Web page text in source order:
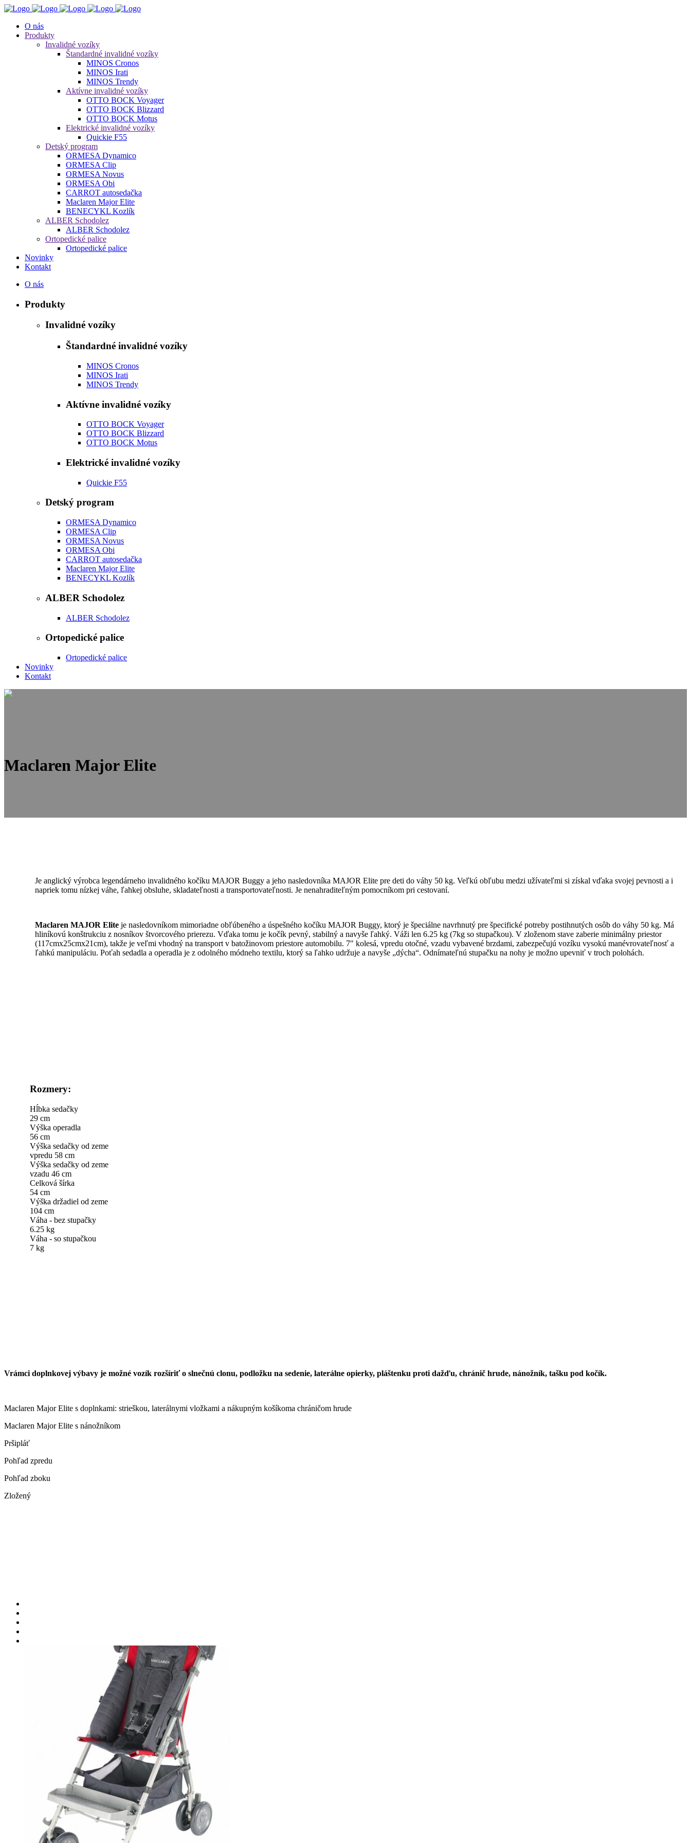
O nás
Produkty
Invalidné vozíky
Štandardné invalidné vozíky
MINOS Cronos
MINOS Irati
MINOS Trendy
Aktívne invalidné vozíky
OTTO BOCK Voyager
OTTO BOCK Blizzard
OTTO BOCK Motus
Elektrické invalidné vozíky
Quickie F55
Detský program
ORMESA Dynamico
ORMESA Clip
ORMESA Novus
ORMESA Obi
CARROT autosedačka
Maclaren Major Elite
BENECYKL Kozlík
ALBER Schodolez
ALBER Schodolez
Ortopedické palice
Ortopedické palice
Novinky
Kontakt
O nás
Produkty
Invalidné vozíky
Štandardné invalidné vozíky
MINOS Cronos
MINOS Irati
MINOS Trendy
Aktívne invalidné vozíky
OTTO BOCK Voyager
OTTO BOCK Blizzard
OTTO BOCK Motus
Elektrické invalidné vozíky
Quickie F55
Detský program
ORMESA Dynamico
ORMESA Clip
ORMESA Novus
ORMESA Obi
CARROT autosedačka
Maclaren Major Elite
BENECYKL Kozlík
ALBER Schodolez
ALBER Schodolez
Ortopedické palice
Ortopedické palice
Novinky
Kontakt
Maclaren Major Elite
Je anglický výrobca legendárneho invalidného kočíku MAJOR Buggy a jeho nasledovníka MAJOR Elite pre deti do váhy 50 kg. Veľkú obľubu medzi užívateľmi si získal vďaka svojej pevnosti a i
napriek tomu nízkej váhe, ľahkej obsluhe, skladateľnosti a transportovateľnosti. Je nenahraditeľným pomocníkom pri cestovaní.
Maclaren MAJOR Elite je nasledovníkom mimoriadne obľúbeného a úspešného kočíku MAJOR Buggy, ktorý je špeciálne navrhnutý pre špecifické potreby postihnutých osôb do váhy 50 kg. Má
hliníkovú konštrukciu z nosníkov štvorcového prierezu. Vďaka tomu je kočík pevný, stabilný a navyše ľahký. Váži len 6.25 kg (7kg so stupačkou). V zloženom stave zaberie minimálny priestor
(117cmx25cmx21cm), takže je veľmi vhodný na transport v batožinovom priestore automobilu. 7″ kolesá, vpredu otočné, vzadu vybavené brzdami, zabezpečujú vozíku vysokú manévrovateľnosť a
ľahkú manipuláciu. Poťah sedadla a operadla je z odolného módneho textilu, ktorý sa ľahko udržuje a navyše „dýcha“. Odnímateľnú stupačku na nohy je možno upevniť v troch polohách.
Rozmery:
Hĺbka sedačky
29 cm
Výška operadla
56 cm
Výška sedačky od zeme
vpredu 58 cm
Výška sedačky od zeme
vzadu 46 cm
Celková šírka
54 cm
Výška držadiel od zeme
104 cm
Váha - bez stupačky
6.25 kg
Váha - so stupačkou
7 kg
Vrámci doplnkovej výbavy je možné vozík rozšíriť o slnečnú clonu, podložku na sedenie, laterálne opierky, pláštenku proti dažďu, chránič hrude, nánožník, tašku pod kočík.
Maclaren Major Elite s doplnkami: strieškou, laterálnymi vložkami a nákupným košíkoma chráničom hrude
Maclaren Major Elite s nánožníkom
Pršipláť
Pohľad zpredu
Pohľad zboku
Zložený